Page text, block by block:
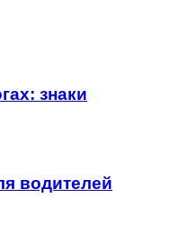
знаки
водителей